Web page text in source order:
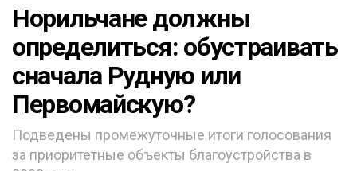
Норильчане должны
определиться: обустраивать
сначала Рудную или
Первомайскую?
Подведены промежуточные итоги голосования
за приоритетные объекты благоустройства в